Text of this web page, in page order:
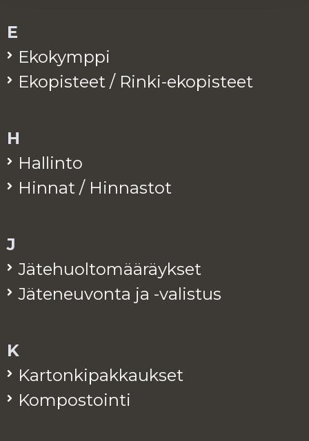
E
Eko­kymp­pi
Eko­pis­teet / Rinki-eko­pis­teet
H
Hal­lin­to
Hin­nat / Hin­nas­tot
J
Jä­te­huol­to­mää­räyk­set
Jä­te­neu­von­ta ja -va­lis­tus
K
Kar­ton­ki­pak­kauk­set
Kom­pos­toin­ti